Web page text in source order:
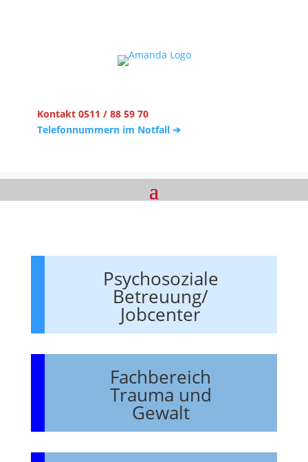
Kontakt 0511 / 88 59 70
Telefonnummern im Notfall ➔
Psychosoziale
Betreuung/
Jobcenter
Fachbereich
Trauma und
Gewalt